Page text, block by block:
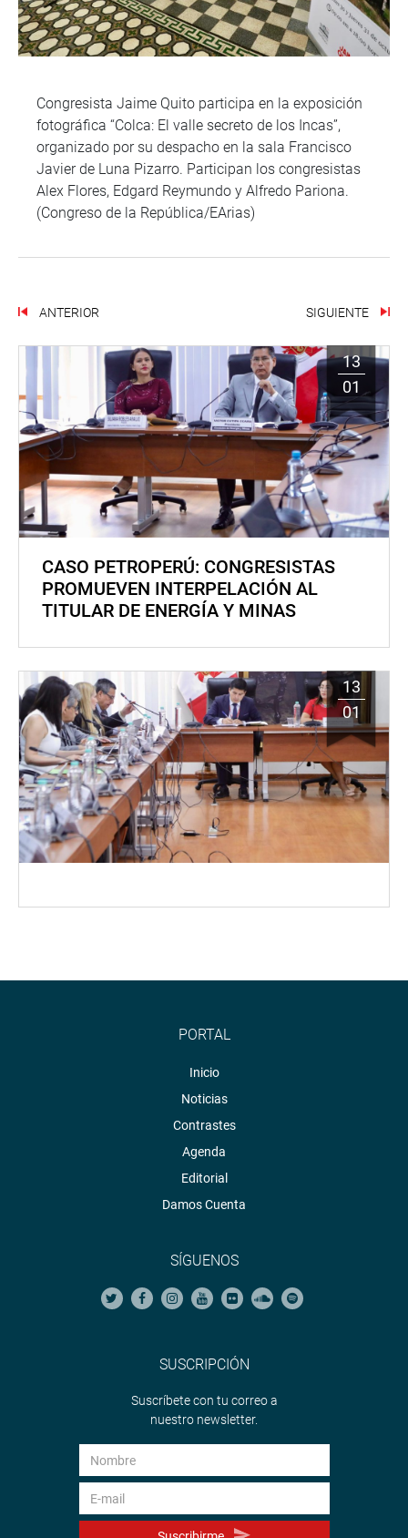
Congresista Jaime Quito participa en la exposición
fotográfica “Colca: El valle secreto de los Incas”,
organizado por su despacho en la sala Francisco
Javier de Luna Pizarro. Participan los congresistas
Alex Flores, Edgard Reymundo y Alfredo Pariona.
(Congreso de la República/EArias)
ANTERIOR SIGUIENTE
13
01
CASO PETROPERÚ: CONGRESISTAS
PROMUEVEN INTERPELACIÓN AL
TITULAR DE ENERGÍA Y MINAS
13
01
PORTAL
Inicio
Noticias
Contrastes
Agenda
Editorial
Damos Cuenta
SÍGUENOS
SUSCRIPCIÓN
Suscríbete con tu correo a
nuestro newsletter.